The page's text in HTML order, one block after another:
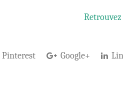
Pinterest Google+